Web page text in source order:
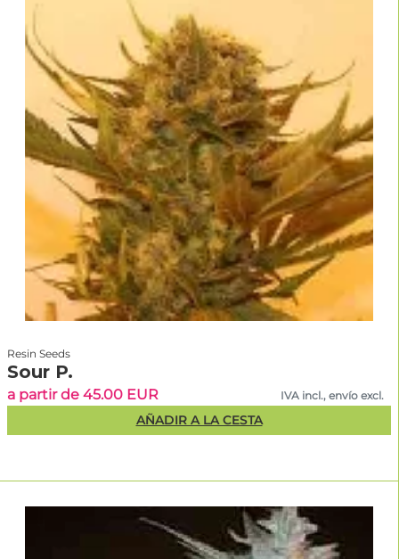
Resin Seeds
Sour P.
a partir de 45.00 EUR IVA incl., envío excl.
AÑADIR A LA CESTA